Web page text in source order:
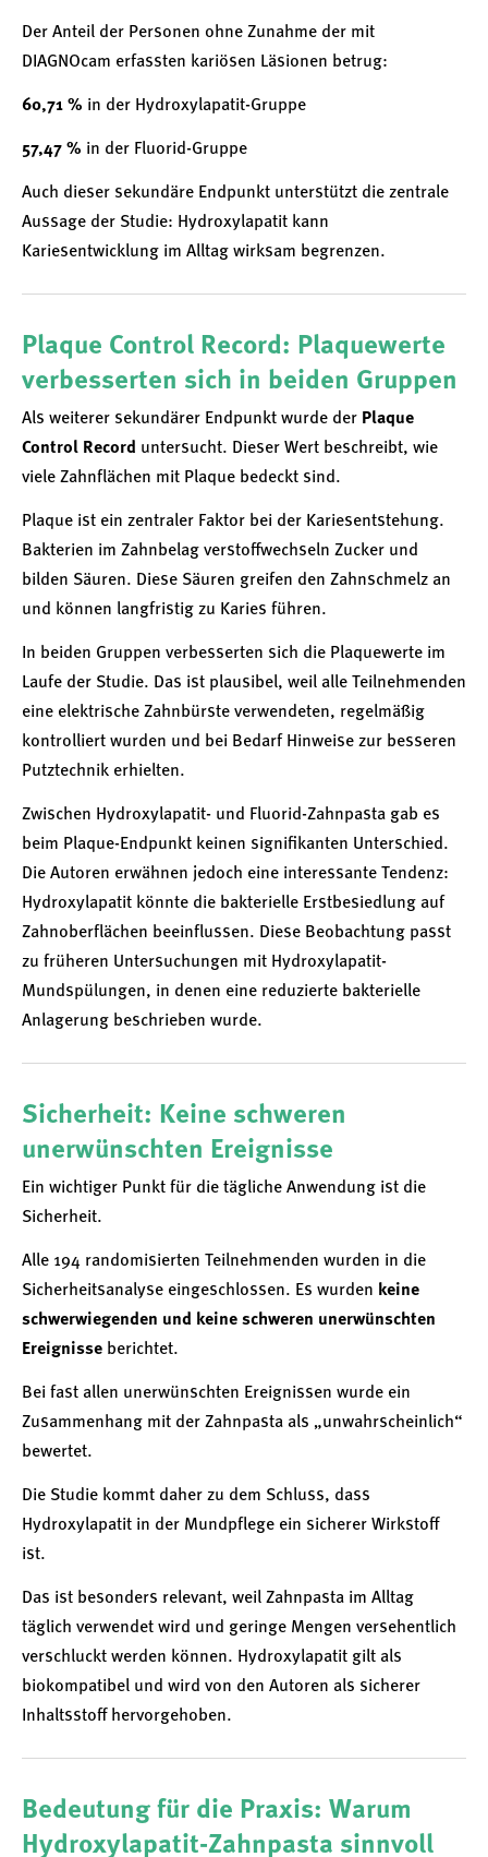
Der Anteil der Personen ohne Zunahme der mit
DIAGNOcam erfassten kariösen Läsionen betrug:
60,71 % in der Hydroxylapatit-Gruppe
57,47 % in der Fluorid-Gruppe
Auch dieser sekundäre Endpunkt unterstützt die zentrale
Aussage der Studie: Hydroxylapatit kann
Kariesentwicklung im Alltag wirksam begrenzen.
Plaque Control Record: Plaquewerte
verbesserten sich in beiden Gruppen
Als weiterer sekundärer Endpunkt wurde der Plaque
Control Record untersucht. Dieser Wert beschreibt, wie
viele Zahnflächen mit Plaque bedeckt sind.
Plaque ist ein zentraler Faktor bei der Kariesentstehung.
Bakterien im Zahnbelag verstoffwechseln Zucker und
bilden Säuren. Diese Säuren greifen den Zahnschmelz an
und können langfristig zu Karies führen.
In beiden Gruppen verbesserten sich die Plaquewerte im
Laufe der Studie. Das ist plausibel, weil alle Teilnehmenden
eine elektrische Zahnbürste verwendeten, regelmäßig
kontrolliert wurden und bei Bedarf Hinweise zur besseren
Putztechnik erhielten.
Zwischen Hydroxylapatit- und Fluorid-Zahnpasta gab es
beim Plaque-Endpunkt keinen signifikanten Unterschied.
Die Autoren erwähnen jedoch eine interessante Tendenz:
Hydroxylapatit könnte die bakterielle Erstbesiedlung auf
Zahnoberflächen beeinflussen. Diese Beobachtung passt
zu früheren Untersuchungen mit Hydroxylapatit-
Mundspülungen, in denen eine reduzierte bakterielle
Anlagerung beschrieben wurde.
Sicherheit: Keine schweren
unerwünschten Ereignisse
Ein wichtiger Punkt für die tägliche Anwendung ist die
Sicherheit.
Alle 194 randomisierten Teilnehmenden wurden in die
Sicherheitsanalyse eingeschlossen. Es wurden keine
schwerwiegenden und keine schweren unerwünschten
Ereignisse berichtet.
Bei fast allen unerwünschten Ereignissen wurde ein
Zusammenhang mit der Zahnpasta als „unwahrscheinlich“
bewertet.
Die Studie kommt daher zu dem Schluss, dass
Hydroxylapatit in der Mundpflege ein sicherer Wirkstoff
ist.
Das ist besonders relevant, weil Zahnpasta im Alltag
täglich verwendet wird und geringe Mengen versehentlich
verschluckt werden können. Hydroxylapatit gilt als
biokompatibel und wird von den Autoren als sicherer
Inhaltsstoff hervorgehoben.
Bedeutung für die Praxis: Warum
Hydroxylapatit-Zahnpasta sinnvoll